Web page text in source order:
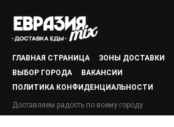
ГЛАВНАЯ СТРАНИЦА ЗОНЫ ДОСТАВКИ
ВЫБОР ГОРОДА
ВАКАНСИИ
ПОЛИТИКА КОНФИДЕНЦИАЛЬНОСТИ
Доставляем радость по всему городу